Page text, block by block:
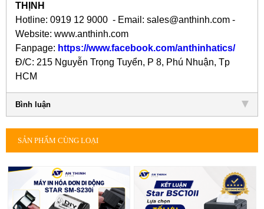
THỊNH
Hotline: 0919 12 9000 - Email: sales@anthinh.com -
Website: www.anthinh.com
Fanpage: https://www.facebook.com/anthinhatics/
Đ/C: 215 Nguyễn Trọng Tuyển, P 8, Phú Nhuận, Tp
HCM
Bình luận
SẢN PHẨM CÙNG LOẠI